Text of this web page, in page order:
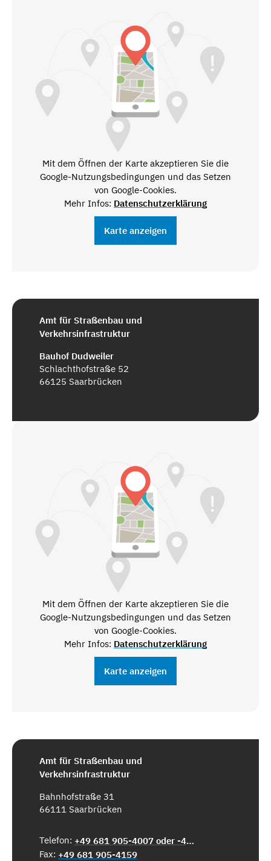
Mit dem Öffnen der Karte akzeptieren Sie die
Google-Nutzungsbedingungen und das Setzen
von Google-Cookies.
Mehr Infos: Datenschutzerklärung
Karte anzeigen
Amt für Straßenbau und
Verkehrsinfrastruktur
Bauhof Dudweiler
Schlachthofstraße 52
66125 Saarbrücken
Mit dem Öffnen der Karte akzeptieren Sie die
Google-Nutzungsbedingungen und das Setzen
von Google-Cookies.
Mehr Infos: Datenschutzerklärung
Karte anzeigen
Amt für Straßenbau und
Verkehrsinfrastruktur
Bahnhofstraße 31
66111 Saarbrücken
Telefon:
+49 681 905-4007 oder -4104
Fax: +49 681 905-4159